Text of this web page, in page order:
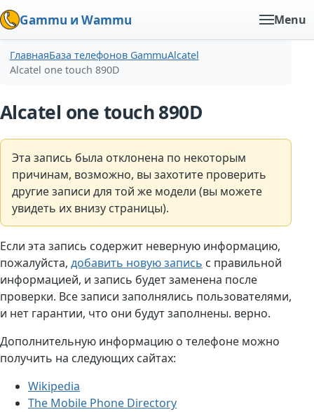
Gammu и Wammu Menu
ГлавнаяБаза телефонов GammuAlcatel
Alcatel one touch 890D
Alcatel one touch 890D
Эта запись была отклонена по некоторым
причинам, возможно, вы захотите проверить
другие записи для той же модели (вы можете
увидеть их внизу страницы).
Если эта запись содержит неверную информацию,
пожалуйста, добавить новую запись с правильной
информацией, и запись будет заменена после
проверки. Все записи заполнялись пользователями,
и нет гарантии, что они будут заполнены. верно.
Дополнительную информацию о телефоне можно
получить на следующих сайтах:
Wikipedia
The Mobile Phone Directory